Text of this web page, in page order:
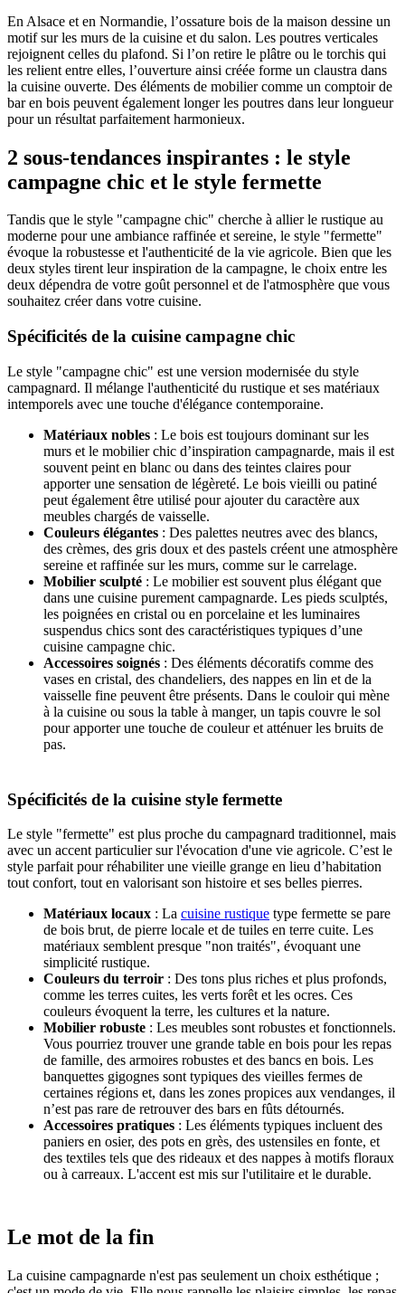
En Alsace et en Normandie, l’ossature bois de la maison dessine un
motif sur les murs de la cuisine et du salon. Les poutres verticales
rejoignent celles du plafond. Si l’on retire le plâtre ou le torchis qui
les relient entre elles, l’ouverture ainsi créée forme un claustra dans
la cuisine ouverte. Des éléments de mobilier comme un comptoir de
bar en bois peuvent également longer les poutres dans leur longueur
pour un résultat parfaitement harmonieux.
2 sous-tendances inspirantes : le style
campagne chic et le style fermette
Tandis que le style "campagne chic" cherche à allier le rustique au
moderne pour une ambiance raffinée et sereine, le style "fermette"
évoque la robustesse et l'authenticité de la vie agricole. Bien que les
deux styles tirent leur inspiration de la campagne, le choix entre les
deux dépendra de votre goût personnel et de l'atmosphère que vous
souhaitez créer dans votre cuisine.
Spécificités de la cuisine campagne chic
Le style "campagne chic" est une version modernisée du style
campagnard. Il mélange l'authenticité du rustique et ses matériaux
intemporels avec une touche d'élégance contemporaine.
Matériaux nobles : Le bois est toujours dominant sur les
murs et le mobilier chic d’inspiration campagnarde, mais il est
souvent peint en blanc ou dans des teintes claires pour
apporter une sensation de légèreté. Le bois vieilli ou patiné
peut également être utilisé pour ajouter du caractère aux
meubles chargés de vaisselle.
Couleurs élégantes : Des palettes neutres avec des blancs,
des crèmes, des gris doux et des pastels créent une atmosphère
sereine et raffinée sur les murs, comme sur le carrelage.
Mobilier sculpté : Le mobilier est souvent plus élégant que
dans une cuisine purement campagnarde. Les pieds sculptés,
les poignées en cristal ou en porcelaine et les luminaires
suspendus chics sont des caractéristiques typiques d’une
cuisine campagne chic.
Accessoires soignés : Des éléments décoratifs comme des
vases en cristal, des chandeliers, des nappes en lin et de la
vaisselle fine peuvent être présents. Dans le couloir qui mène
à la cuisine ou sous la table à manger, un tapis couvre le sol
pour apporter une touche de couleur et atténuer les bruits de
pas.
Spécificités de la cuisine style fermette
Le style "fermette" est plus proche du campagnard traditionnel, mais
avec un accent particulier sur l'évocation d'une vie agricole. C’est le
style parfait pour réhabiliter une vieille grange en lieu d’habitation
tout confort, tout en valorisant son histoire et ses belles pierres.
Matériaux locaux : La cuisine rustique type fermette se pare
de bois brut, de pierre locale et de tuiles en terre cuite. Les
matériaux semblent presque "non traités", évoquant une
simplicité rustique.
Couleurs du terroir : Des tons plus riches et plus profonds,
comme les terres cuites, les verts forêt et les ocres. Ces
couleurs évoquent la terre, les cultures et la nature.
Mobilier robuste : Les meubles sont robustes et fonctionnels.
Vous pourriez trouver une grande table en bois pour les repas
de famille, des armoires robustes et des bancs en bois. Les
banquettes gigognes sont typiques des vieilles fermes de
certaines régions et, dans les zones propices aux vendanges, il
n’est pas rare de retrouver des bars en fûts détournés.
Accessoires pratiques : Les éléments typiques incluent des
paniers en osier, des pots en grès, des ustensiles en fonte, et
des textiles tels que des rideaux et des nappes à motifs floraux
ou à carreaux. L'accent est mis sur l'utilitaire et le durable.
Le mot de la fin
La cuisine campagnarde n'est pas seulement un choix esthétique ;